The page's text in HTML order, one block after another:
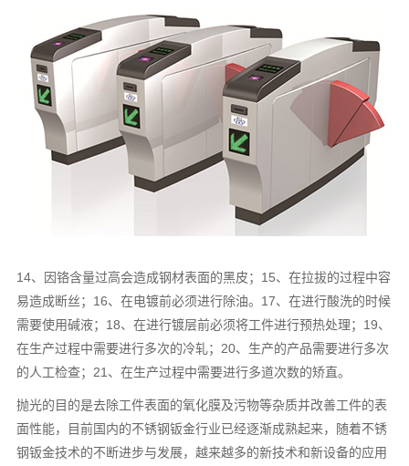
14、因铬含量过高会造成钢材表面的黑皮；15、在拉拔的过程中容
易造成断丝；16、在电镀前必须进行除油。17、在进行酸洗的时候
需要使用碱液；18、在进行镀层前必须将工件进行预热处理；19、
在生产过程中需要进行多次的冷轧；20、生产的产品需要进行多次
的人工检查；21、在生产过程中需要进行多道次数的矫直。
抛光的目的是去除工件表面的氧化膜及污物等杂质并改善工件的表
面性能，目前国内的不锈钢钣金行业已经逐渐成熟起来，随着不锈
钢钣金技术的不断进步与发展，越来越多的新技术和新设备的应用